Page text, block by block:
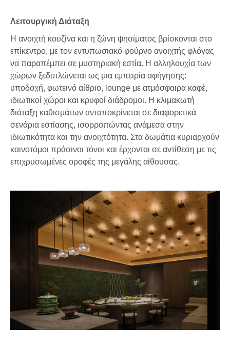
Λειτουργική Διάταξη
Η ανοιχτή κουζίνα και η ζώνη ψησίματος βρίσκονται στο
επίκεντρο, με τον εντυπωσιακό φούρνο ανοιχτής φλόγας
να παραπέμπει σε μυστηριακή εστία. Η αλληλουχία των
χώρων ξεδιπλώνεται ως μια εμπειρία αφήγησης:
υποδοχή, φωτεινό αίθριο, lounge με ατμόσφαιρα καφέ,
ιδιωτικοί χώροι και κρυφοί διάδρομοι. Η κλιμακωτή
διάταξη καθισμάτων ανταποκρίνεται σε διαφορετικά
σενάρια εστίασης, ισορροπώντας ανάμεσα στην
ιδιωτικότητα και την ανοιχτότητα. Στα δωμάτια κυριαρχούν
καινοτόμοι πράσινοι τόνοι και έρχονται σε αντίθεση με τις
επιχρυσωμένες οροφές της μεγάλης αίθουσας.